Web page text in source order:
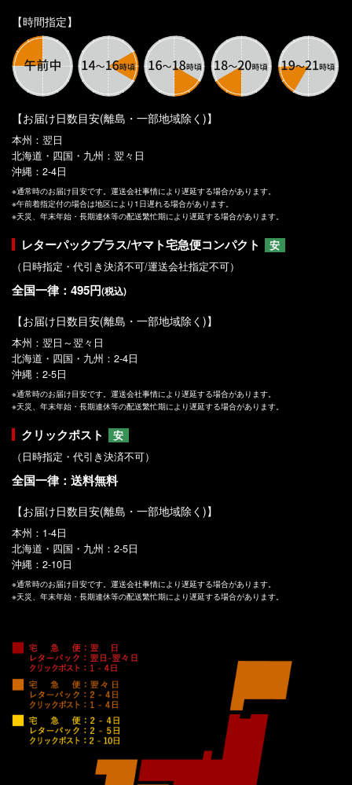
【時間指定】
【お届け日数目安(離島・一部地域除く)】
本州：翌日
北海道・四国・九州：翌々日
沖縄：2-4日
※通常時のお届け目安です。運送会社事情により遅延する場合があります。
※午前着指定付の場合は地区により1日遅れる場合があります。
※天災、年末年始・長期連休等の配送繁忙期により遅延する場合があります。
レターパックプラス/ヤマト宅急便コンパクト
安
（日時指定・代引き決済不可/運送会社指定不可）
全国一律：495円(税込)
【お届け日数目安(離島・一部地域除く)】
本州：翌日～翌々日
北海道・四国・九州：2-4日
沖縄：2-5日
※通常時のお届け目安です。運送会社事情により遅延する場合があります。
※天災、年末年始・長期連休等の配送繁忙期により遅延する場合があります。
クリックポスト
安
（日時指定・代引き決済不可）
全国一律：送料無料
【お届け日数目安(離島・一部地域除く)】
本州：1-4日
北海道・四国・九州：2-5日
沖縄：2-10日
※通常時のお届け目安です。運送会社事情により遅延する場合があります。
※天災、年末年始・長期連休等の配送繁忙期により遅延する場合があります。